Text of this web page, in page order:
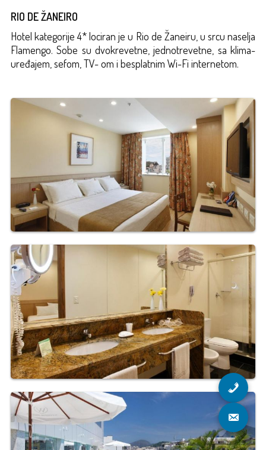
RIO DE ŽANEIRO
Hotel kategorije4* lociran je u Rio de Žaneiru u srcu naselja
Flamengo. Sobe su dvokrevetne,jednotrevetne sa klima-
uređajem , sefom, TV- om i besplatnim Wi-Fi internetom.